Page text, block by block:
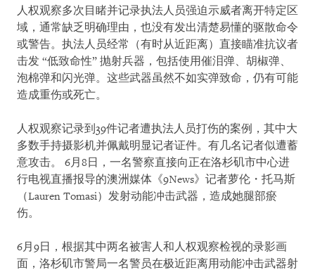
人权观察多次目睹并记录执法人员强迫示威者离开特定区
域，通常缺乏明确理由，也没有发出清楚易懂的驱散命令
或警告。执法人员经常（有时从近距离）直接瞄准抗议者
击发 “低致命性” 抛射兵器，包括使用催泪弹、胡椒弹、
泡棉弹和闪光弹。这些武器虽然不如实弹致命，仍有可能
造成重伤或死亡。
人权观察记录到39件记者遭执法人员打伤的案例，其中大
多数手持摄影机并佩戴明显记者证件。有几名记者似遭蓄
意攻击。 6月8日，一名警察直接向正在洛杉矶市中心进
行电视直播报导的澳洲媒体《9News》记者萝伦・托马斯
（Lauren Tomasi）发射动能冲击武器，造成她腿部瘀
伤。
6月9日，根据其中两名被害人和人权观察检视的录影画
面，洛杉矶市警局一名警员在极近距离用动能冲击武器射